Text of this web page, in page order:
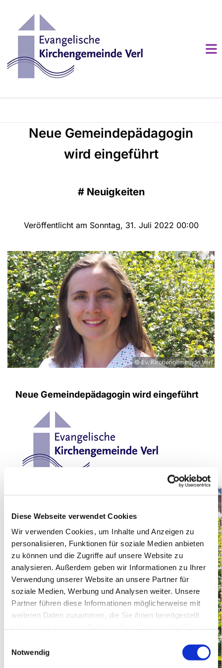
Diese Webseite verwendet Cookies
Wir verwenden Cookies, um Inhalte und Anzeigen zu
personalisieren, Funktionen für soziale Medien anbieten
zu können und die Zugriffe auf unsere Website zu
analysieren. Außerdem geben wir Informationen zu Ihrer
Verwendung unserer Website an unsere Partner für
soziale Medien, Werbung und Analysen weiter. Unsere
Partner führen diese Informationen möglicherweise mit
weiteren Daten zusammen, die Sie ihnen bereitgestellt
Notwendig
Neue Gemeindepädagogin
wird eingeführt
# Neuigkeiten
Veröffentlicht am Sonntag, 31. Juli 2022 00:00
© Ev. Kirchengemeinde Verl
Neue Gemeindepädagogin wird eingeführt